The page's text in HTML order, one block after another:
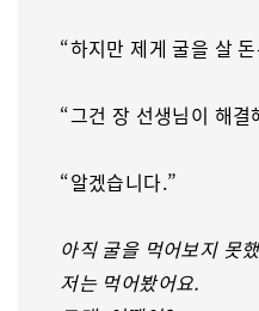
“하지만 제게 굴을 살
“그건 장 선생님이 해
“알겠습니다.”
아직 굴을 먹어보지 못
저는 먹어봤어요.